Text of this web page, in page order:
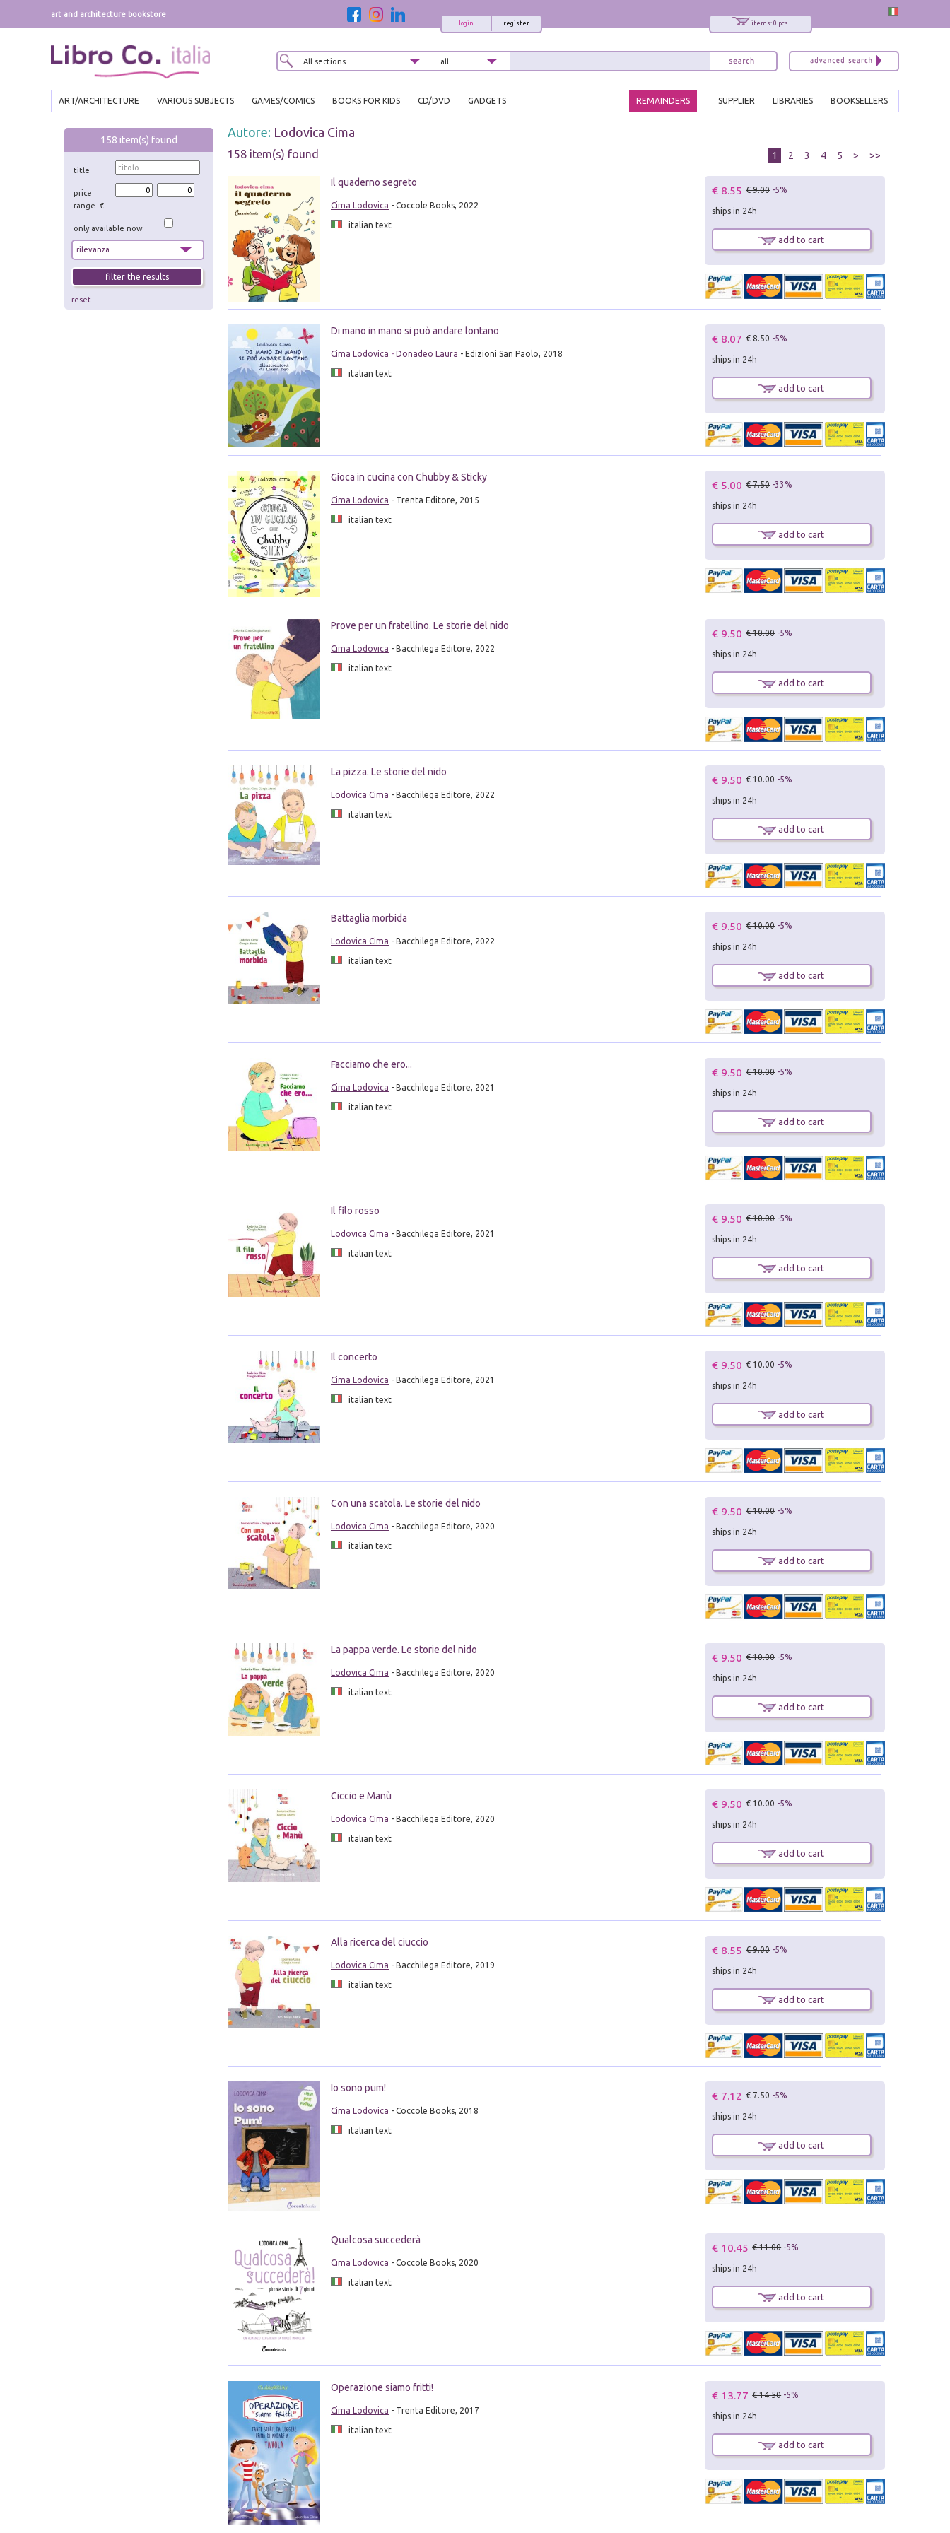
art and architecture bookstore
items: 0 pcs.
register
login
ART/ARCHITECTURE VARIOUS SUBJECTS GAMES/COMICS BOOKS FOR KIDS CD/DVD GADGETS BOOKSELLERS
LIBRARIES
SUPPLIER
REMAINDERS
158 item(s) found
title
price
range €
only available now
reset
Autore: Lodovica Cima
158 item(s) found 1 2 3 4 5 > >>
Il quaderno segreto
Cima Lodovica - Coccole Books, 2022
italian text
€ 8.55 € 9.00 -5%
ships in 24h
add to cart
Di mano in mano si può andare lontano
Cima Lodovica - Donadeo Laura - Edizioni San Paolo, 2018
italian text
€ 8.07 € 8.50 -5%
ships in 24h
add to cart
Gioca in cucina con Chubby & Sticky
Cima Lodovica - Trenta Editore, 2015
italian text
€ 5.00 € 7.50 -33%
ships in 24h
add to cart
Prove per un fratellino. Le storie del nido
Cima Lodovica - Bacchilega Editore, 2022
italian text
€ 9.50 € 10.00 -5%
ships in 24h
add to cart
La pizza. Le storie del nido
Lodovica Cima - Bacchilega Editore, 2022
italian text
€ 9.50 € 10.00 -5%
ships in 24h
add to cart
Battaglia morbida
Lodovica Cima - Bacchilega Editore, 2022
italian text
€ 9.50 € 10.00 -5%
ships in 24h
add to cart
Facciamo che ero...
Cima Lodovica - Bacchilega Editore, 2021
italian text
€ 9.50 € 10.00 -5%
ships in 24h
add to cart
Il filo rosso
Lodovica Cima - Bacchilega Editore, 2021
italian text
€ 9.50 € 10.00 -5%
ships in 24h
add to cart
Il concerto
Cima Lodovica - Bacchilega Editore, 2021
italian text
€ 9.50 € 10.00 -5%
ships in 24h
add to cart
Con una scatola. Le storie del nido
Lodovica Cima - Bacchilega Editore, 2020
italian text
€ 9.50 € 10.00 -5%
ships in 24h
add to cart
La pappa verde. Le storie del nido
Lodovica Cima - Bacchilega Editore, 2020
italian text
€ 9.50 € 10.00 -5%
ships in 24h
add to cart
Ciccio e Manù
Lodovica Cima - Bacchilega Editore, 2020
italian text
€ 9.50 € 10.00 -5%
ships in 24h
add to cart
Alla ricerca del ciuccio
Lodovica Cima - Bacchilega Editore, 2019
italian text
€ 8.55 € 9.00 -5%
ships in 24h
add to cart
Io sono pum!
Cima Lodovica - Coccole Books, 2018
italian text
€ 7.12 € 7.50 -5%
ships in 24h
add to cart
Qualcosa succederà
Cima Lodovica - Coccole Books, 2020
italian text
€ 10.45 € 11.00 -5%
ships in 24h
add to cart
Operazione siamo fritti!
Cima Lodovica - Trenta Editore, 2017
italian text
€ 13.77 € 14.50 -5%
ships in 24h
add to cart